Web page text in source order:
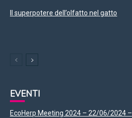
Il superpotere dell’olfatto nel gatto
EVENTI
EcoHerp Meeting 2024 – 22/06/2024 –